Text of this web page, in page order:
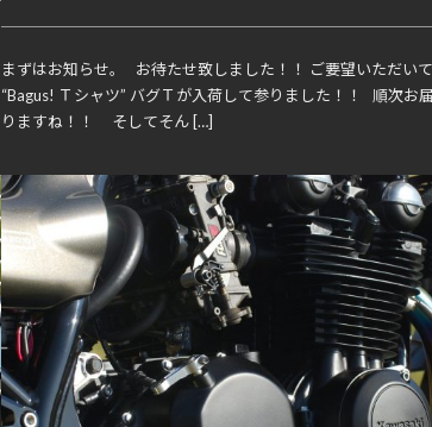
まずはお知らせ。 お待たせ致しました！！ ご要望いただい
“Bagus! Ｔシャツ” バグＴが入荷して参りました！！ 順次お
りますね！！ そしてそん […]